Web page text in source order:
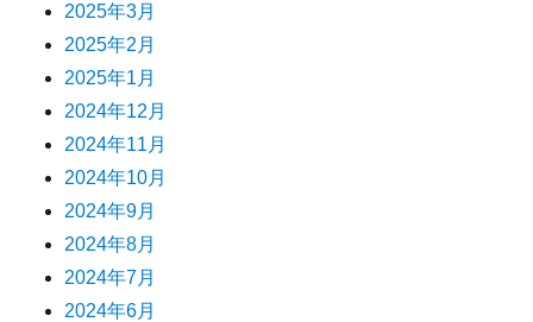
2025年3月
2025年2月
2025年1月
2024年12月
2024年11月
2024年10月
2024年9月
2024年8月
2024年7月
2024年6月